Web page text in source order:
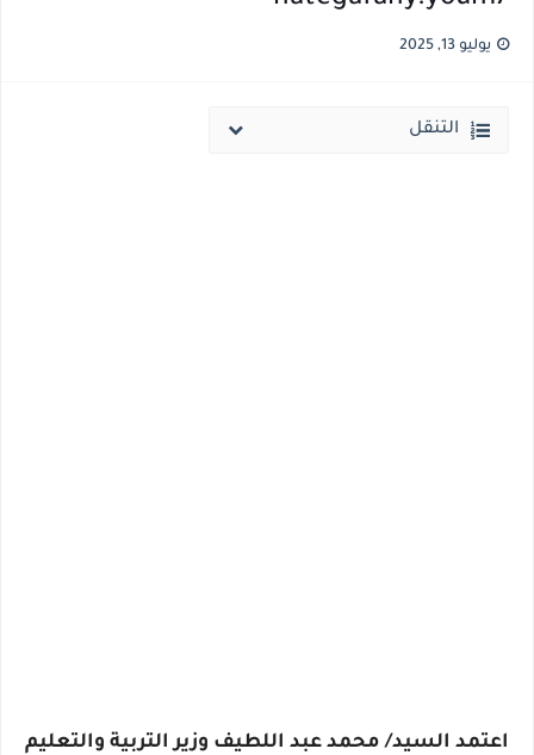
يوليو 13, 2025
التنقل
اعتمد السيد/ محمد عبد اللطيف وزير التربية والتعليم